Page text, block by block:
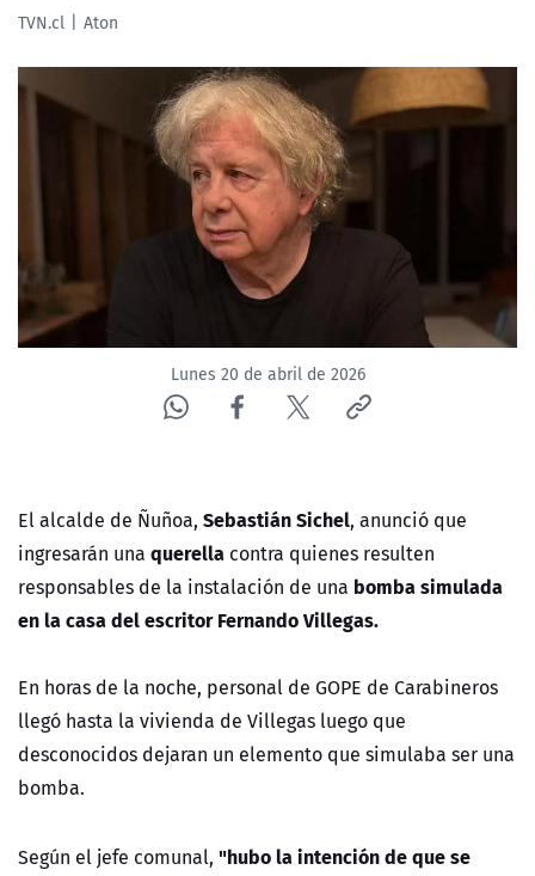
NTV
ACTUALIDAD Y TENDENCIAS
CORPORATIVO Y TRANSPARENCIA
CANAL DE DENUNCIAS
ÁREA DE PROYECTOS
TVN.cl Aton
Lunes 20 de abril de 2026
El alcalde de Ñuñoa, Sebastián Sichel, anunció que
ingresarán una querella contra quienes resulten
responsables de la instalación de una bomba simulada
en la casa del escritor Fernando Villegas.
En horas de la noche, personal de GOPE de Carabineros
llegó hasta la vivienda de Villegas luego que
desconocidos dejaran un elemento que simulaba ser una
bomba.
Según el jefe comunal, "hubo la intención de que se